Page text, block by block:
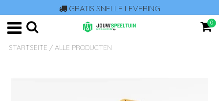
GRATIS SNELLE LEVERING
0
STARTSEITE / ALLE PRODUCTEN